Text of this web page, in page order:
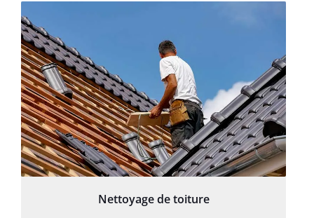
Nettoyage de toiture